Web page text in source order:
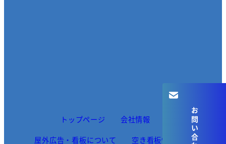
トップページ 会社情報
屋外広告・看板について 空き看板情報